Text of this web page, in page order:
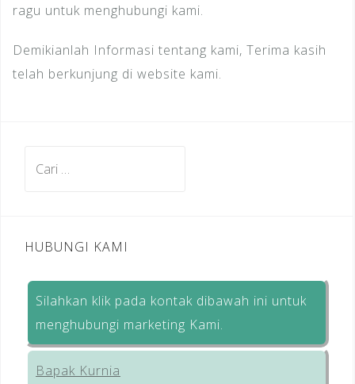
ragu untuk menghubungi kami.
Demikianlah Informasi tentang kami, Terima kasih
telah berkunjung di website kami.
HUBUNGI KAMI
Silahkan klik pada kontak dibawah ini untuk
menghubungi marketing Kami.
Bapak Kurnia